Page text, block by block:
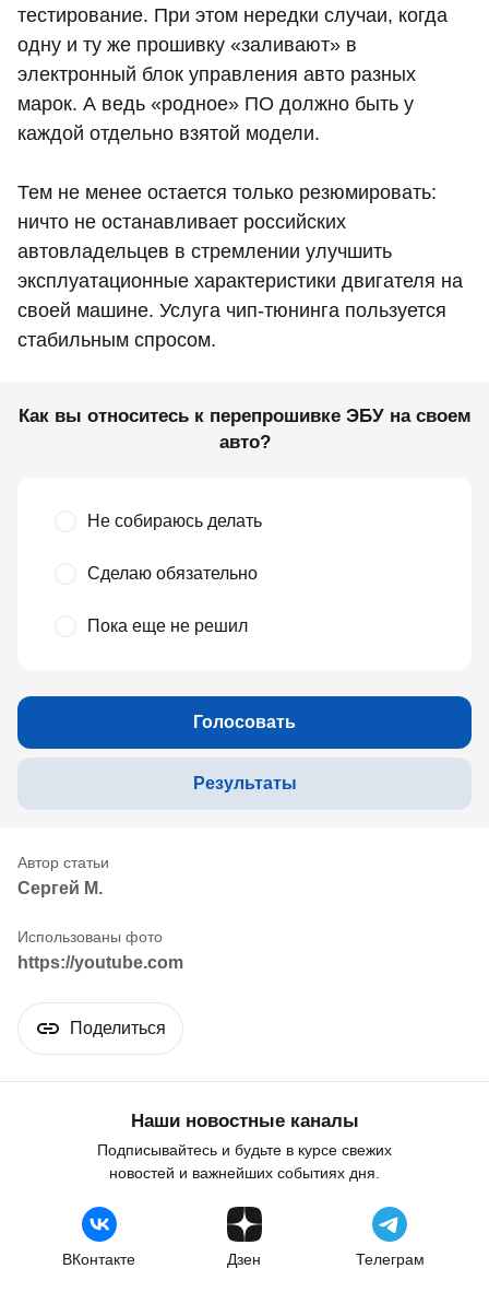
тестирование. При этом нередки случаи, когда
одну и ту же прошивку «заливают» в
электронный блок управления авто разных
марок. А ведь «родное» ПО должно быть у
каждой отдельно взятой модели.
Тем не менее остается только резюмировать:
ничто не останавливает российских
автовладельцев в стремлении улучшить
эксплуатационные характеристики двигателя на
своей машине. Услуга чип-тюнинга пользуется
стабильным спросом.
Как вы относитесь к перепрошивке ЭБУ на своем
авто?
Не собираюсь делать
Сделаю обязательно
Пока еще не решил
Голосовать
Результаты
Сергей М.
https://youtube.com
Поделиться
Наши новостные каналы
Подписывайтесь и будьте в курсе свежих
новостей и важнейших событиях дня.
ВКонтакте Дзен Телеграм